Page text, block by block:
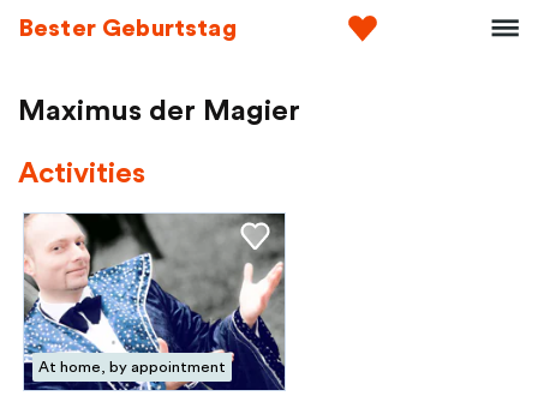
Bester Geburtstag
Maximus der Magier
Activities
At home, by appointment